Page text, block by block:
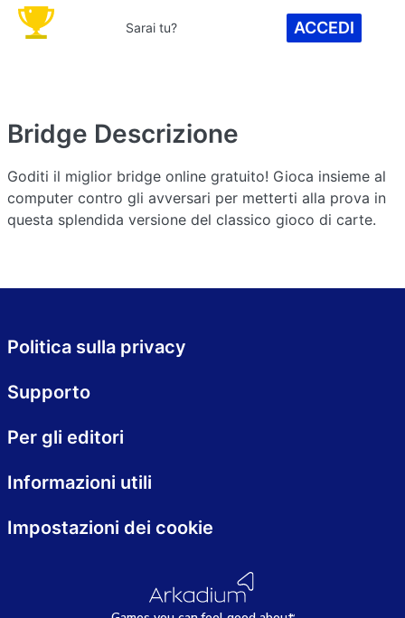
Sarai tu? ACCEDI
Bridge Descrizione
Goditi il miglior bridge online gratuito! Gioca insieme al
computer contro gli avversari per metterti alla prova in
questa splendida versione del classico gioco di carte.
Politica sulla privacy
Supporto
Per gli editori
Informazioni utili
Impostazioni dei cookie